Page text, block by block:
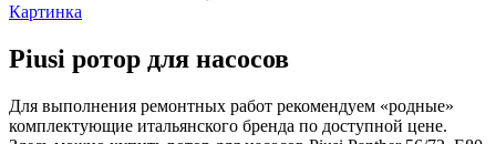
Картинка
Piusi ротор для насосов
Для выполнения ремонтных работ рекомендуем «родные»
комплектующие итальянского бренда по доступной цене.